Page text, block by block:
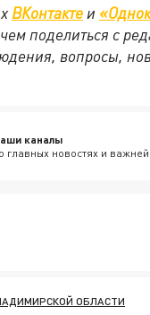
ВКонтакте и
поделиться с
вопросы,
каналы
главных новостях и
ОБЛАСТИ